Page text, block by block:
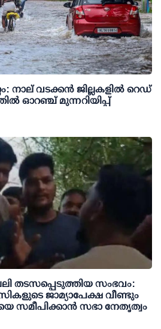
നാല് വടക്കന്‍ ജില്ലകളില്‍ റെഡ്
ഓറഞ്ച് മുന്നറിയിപ്പ്
തടസപ്പെടുത്തിയ സംഭവം:
ജാമ്യാപേക്ഷ വീണ്ടും
സമീപിക്കാൻ സഭാ നേതൃത്വം